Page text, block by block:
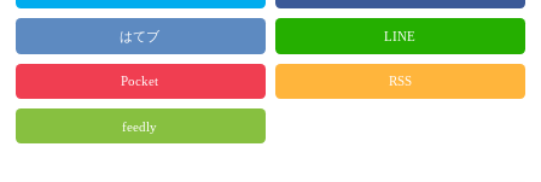
はてブ LINE
Pocket RSS
feedly